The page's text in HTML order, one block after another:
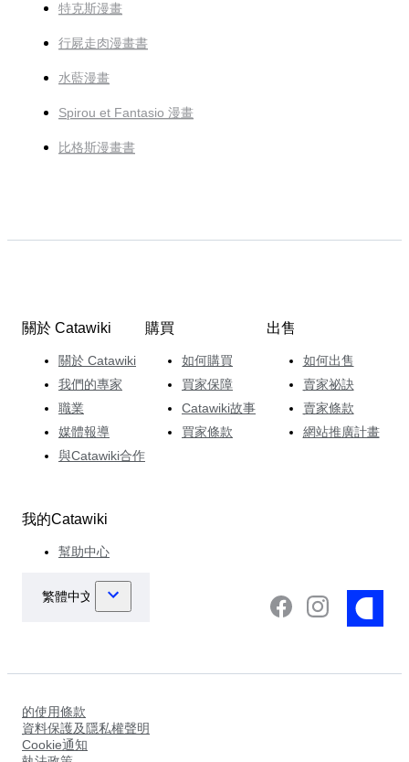
特克斯漫畫
行屍走肉漫畫書
水藍漫畫
Spirou et Fantasio 漫畫
比格斯漫畫書
關於 Catawiki
關於 Catawiki
我們的專家
職業
媒體報導
與Catawiki合作
購買
如何購買
買家保障
Catawiki故事
買家條款
出售
如何出售
賣家祕訣
賣家條款
網站推廣計畫
我的Catawiki
幫助中心
的使用條款
資料保護及隱私權聲明
Cookie通知